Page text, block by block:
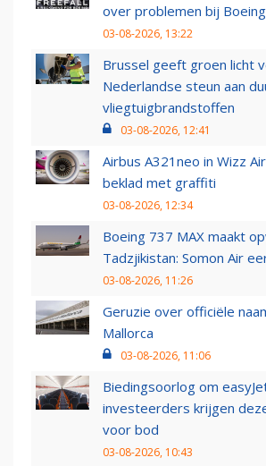
over problemen bij Boeing
03-08-2026, 13:22
Brussel geeft groen licht
Nederlandse steun aan
vliegtuigbrandstoffen
03-08-2026, 12:41
Airbus A321neo in Wizz
beklad met graffiti
03-08-2026, 12:34
Boeing 737 MAX maakt
Tadzjikistan: Somon Air
03-08-2026, 11:26
Geruzie over officiële
Mallorca
03-08-2026, 11:06
Biedingsoorlog om
investeerders krijgen
voor bod
03-08-2026, 10:43